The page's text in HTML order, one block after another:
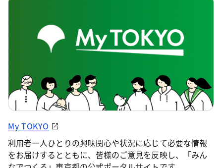
My TOKYO
利用者一人ひとりの興味関心や状況に応じて必要な情報
をお届けするとともに、皆様のご意見を反映し、「みん